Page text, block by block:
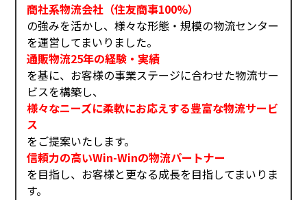
商社系物流会社（住友商事100%）
の強みを活かし、様々な形態・規模の物流センター
を運営してまいりました。
通販物流25年の経験・実績
を基に、お客様の事業ステージに合わせた物流サー
ビスを構築し、
様々なニーズに柔軟にお応えする豊富な物流サービ
ス
をご提案いたします。
信頼力の高いWin-Winの物流パートナー
を目指し、お客様と更なる成長を目指してまいりま
す。